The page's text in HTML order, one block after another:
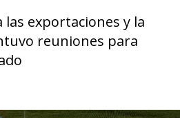
las exportaciones y la
reuniones para